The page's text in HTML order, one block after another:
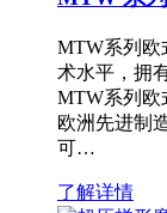
MTW系列欧
术水平，拥
MTW系列欧
欧洲先进制
可…
了解详情